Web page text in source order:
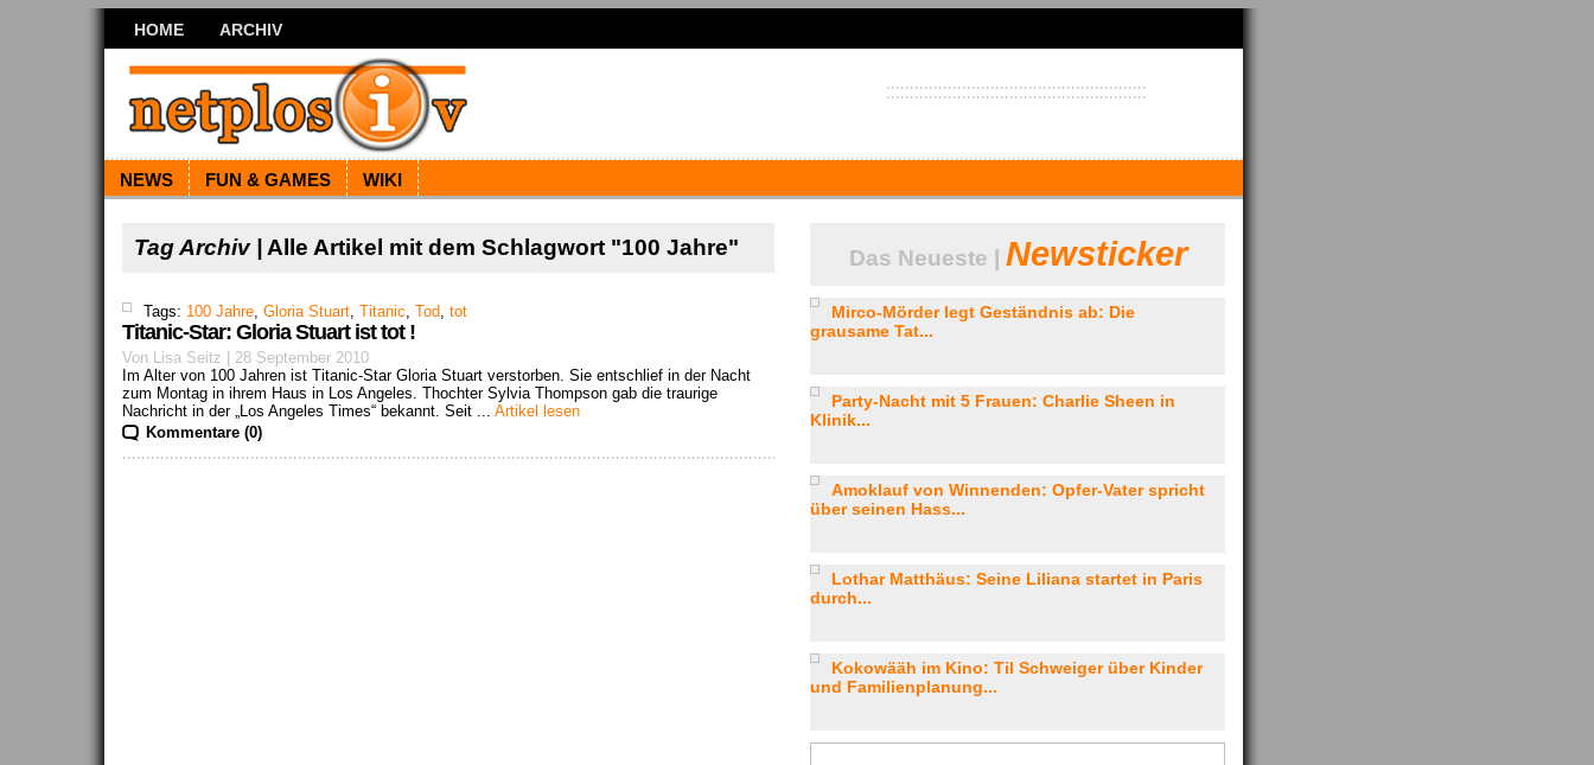
HOME ARCHIV
NEWS FUN & GAMES WIKI
Tag Archiv | Alle Artikel mit dem Schlagwort "100 Jahre"
Tags: 100 Jahre, Gloria Stuart, Titanic, Tod, tot
Titanic-Star: Gloria Stuart ist tot !
Von Lisa Seitz | 28 September 2010
Im Alter von 100 Jahren ist Titanic-Star Gloria Stuart verstorben. Sie entschlief in der Nacht
zum Montag in ihrem Haus in Los Angeles. Thochter Sylvia Thompson gab die traurige
Nachricht in der „Los Angeles Times“ bekannt. Seit ... Artikel lesen
Kommentare (0)
Das Neueste | Newsticker
Mirco-Mörder legt Geständnis ab: Die
grausame Tat...
Party-Nacht mit 5 Frauen: Charlie Sheen in
Klinik...
Amoklauf von Winnenden: Opfer-Vater spricht
über seinen Hass...
Lothar Matthäus: Seine Liliana startet in Paris
durch...
Kokowääh im Kino: Til Schweiger über Kinder
und Familienplanung...